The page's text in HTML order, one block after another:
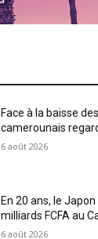
Face à la baisse
camerounais
6 août 2026
En 20 ans, le
milliards FCFA au
6 août 2026